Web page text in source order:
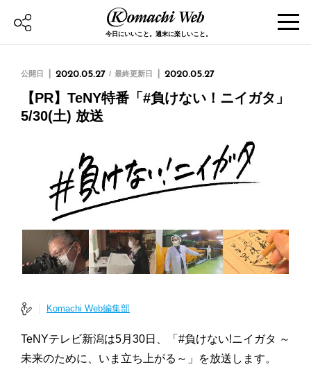
今日にいいこと。週末に楽しいこと。
公開日 2020.05.27 最終更新日 2020.05.27
【PR】TeNY特番「#負けない！ニイガタ」
5/30(土) 放送
Komachi Web編集部
TeNYテレビ新潟は5月30日、「#負けない!ニイガタ ～
未来のために、いま立ち上がる～」を放送します。